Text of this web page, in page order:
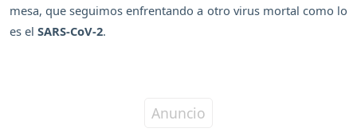
mesa, que seguimos enfrentando a otro virus mortal como lo
es el SARS-CoV-2.